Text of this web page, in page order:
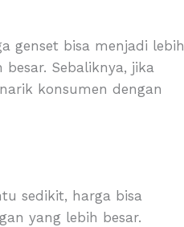
genset bisa menjadi lebih
Sebaliknya, jika
konsumen dengan
sedikit, harga bisa
yang lebih besar.